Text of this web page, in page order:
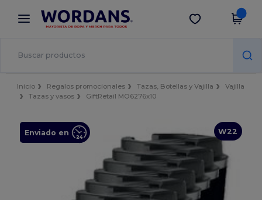
× App de Wordans
¡Mejores precios en app!
Descargar app
Inicio Regalos promocionales Tazas, Botellas y Vajilla
Vajilla
Tazas y vasos
GiftRetail MO6276x10
W22
Enviado en